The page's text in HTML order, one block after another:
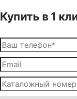
Купить в 1